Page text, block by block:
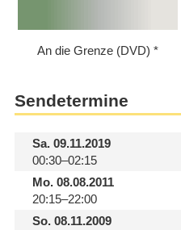
An die Grenze (DVD)
Sendetermine
Sa.09.11.2019
00:30–02:15
Mo.08.08.2011
20:15–22:00
So.08.11.2009